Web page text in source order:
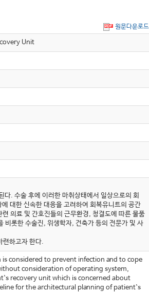
원문다운로드
Unit
. 수술 후에 이러한 마취상태에서 일상으로의 회
대한 신속한 대응을 고려하여 회복유니트의 공간
의료 및 간호진들의 근무환경, 청결도에 따른 물품
비롯한 수술진, 위생학자, 건축가 등의 전문가 및 사
련하고자 한다.
considered to prevent infection and to cope
consideration of operating system,
recovery unit which is concerned about
for the architectural planning of patient`s